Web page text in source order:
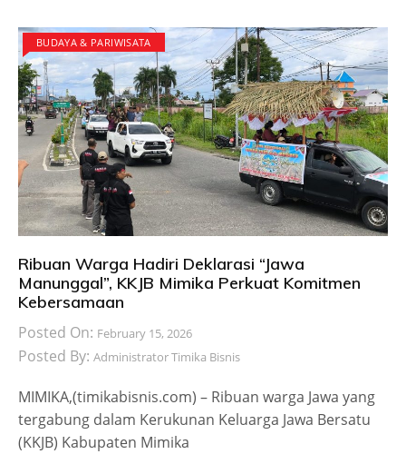
BUDAYA & PARIWISATA
Ribuan Warga Hadiri Deklarasi “Jawa
Manunggal”, KKJB Mimika Perkuat Komitmen
Kebersamaan
Posted On: February 15, 2026
Posted By: Administrator Timika Bisnis
MIMIKA,(timikabisnis.com) – Ribuan warga Jawa yang
tergabung dalam Kerukunan Keluarga Jawa Bersatu
(KKJB) Kabupaten Mimika